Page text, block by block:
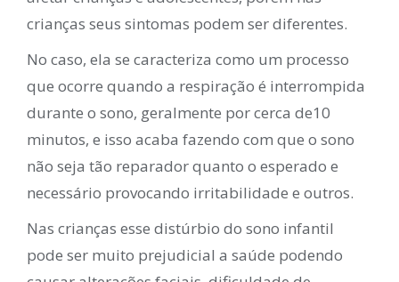
crianças seus sintomas podem ser diferentes.
No caso, ela se caracteriza como um processo
que ocorre quando a respiração é interrompida
durante o sono, geralmente por cerca de10
minutos, e isso acaba fazendo com que o sono
não seja tão reparador quanto o esperado e
necessário provocando irritabilidade e outros.
Nas crianças esse distúrbio do sono infantil
pode ser muito prejudicial a saúde podendo